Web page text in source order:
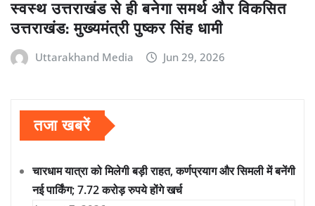
स्वस्थ उत्तराखंड से ही बनेगा समर्थ और विकसित
उत्तराखंड: मुख्यमंत्री पुष्कर सिंह धामी
Uttarakhand Media Jun 29, 2026
तजा खबरें
चारधाम यात्रा को मिलेगी बड़ी राहत, कर्णप्रयाग और सिमली में बनेंगी
नई पार्किंग; 7.72 करोड़ रुपये होंगे खर्च